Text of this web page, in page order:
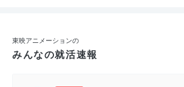
東映アニメーションの
みんなの就活速報